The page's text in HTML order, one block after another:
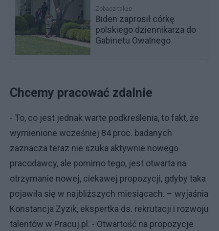
Zobacz także
Biden zaprosił córkę
polskiego dziennikarza do
Gabinetu Owalnego
Chcemy pracować zdalnie
- To, co jest jednak warte podkreślenia, to fakt, że
wymienione wcześniej 84 proc. badanych
zaznacza teraz nie szuka aktywnie nowego
pracodawcy, ale pomimo tego, jest otwarta na
otrzymanie nowej, ciekawej propozycji, gdyby taka
pojawiła się w najbliższych miesiącach. – wyjaśnia
Konstancja Zyzik, ekspertka ds. rekrutacji i rozwoju
talentów w Pracuj.pl. - Otwartość na propozycje